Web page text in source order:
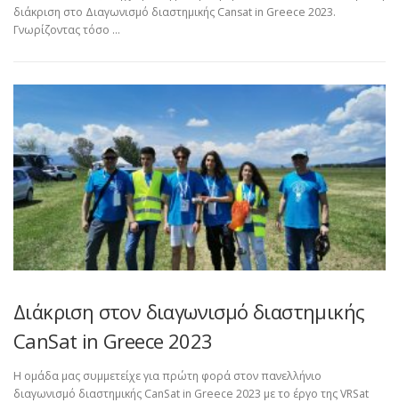
διάκριση στο Διαγωνισμό διαστημικής Cansat in Greece 2023.
Γνωρίζοντας τόσο …
Διάκριση στον διαγωνισμό διαστημικής
CanSat in Greece 2023
Η ομάδα μας συμμετείχε για πρώτη φορά στον πανελλήνιο
διαγωνισμό διαστημικής CanSat in Greece 2023 με το έργο της VRSat